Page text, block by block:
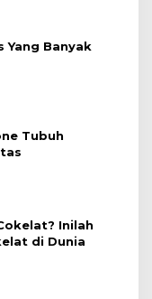
Yang Banyak
Tubuh
Inilah
di Dunia